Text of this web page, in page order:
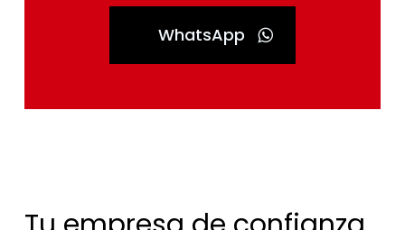
WhatsApp